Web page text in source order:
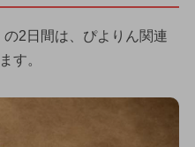
2日間は、ぴよりん関連
す。